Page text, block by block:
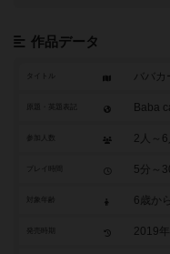
作品データ
タイトル ババカ
Baba
参加人数 2人～6
5分～
6歳から
2019年